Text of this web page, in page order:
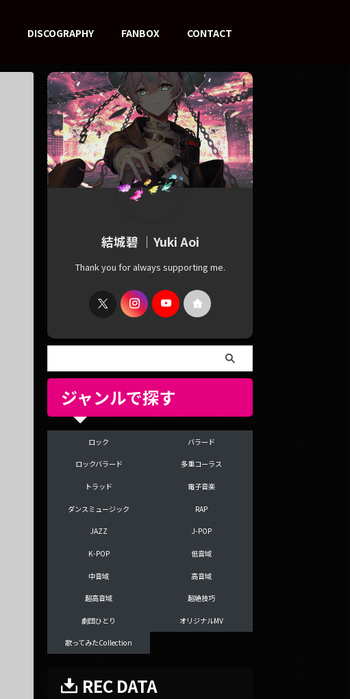
DISCOGRAPHY FANBOX CONTACT
結城碧 ｜Yuki Aoi
Thank you for always supporting me.
ジャンルで探す
ロック
ロックバラード
トラッド
ダンスミュージック
JAZZ
K-POP
中音域
超高音域
劇団ひとり
歌ってみたCollection
バラード
多重コーラス
電子音楽
RAP
J-POP
低音域
高音域
超絶技巧
オリジナルMV
REC DATA